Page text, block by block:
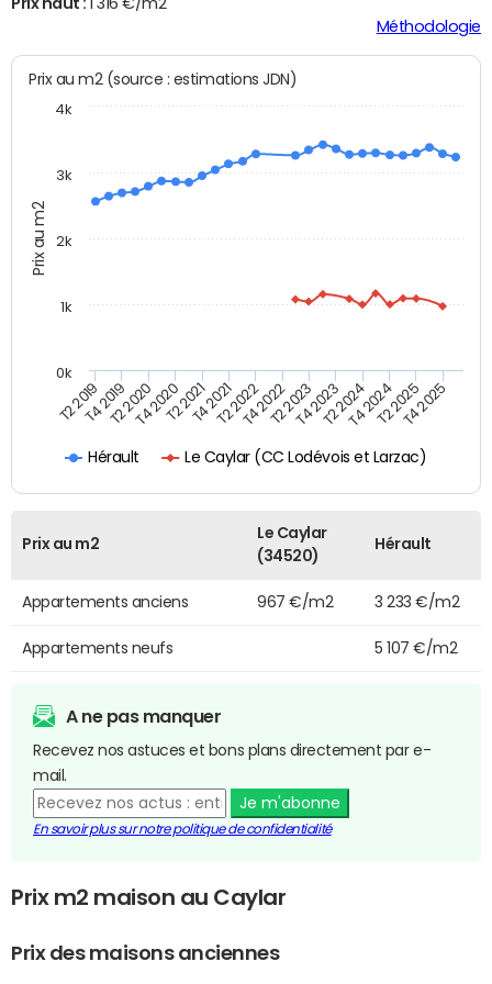
Méthodologie
Prix au m2
Prix au m2 (source : estimations JDN)
Hérault Le Caylar (CC Lodévois et Larzac)
T2 2019T4 2019T2 2020T4 2020T2 2021T4 2021T2 2022T4 2022T2 2023T4 2023T2 2024T4 2024T2 2025T4 2025
1k
2k
3k
4k
0k
Prix au m2
Le Caylar
(34520)
Hérault
Appartements anciens 967 €/m2 3 233 €/m2
Appartements neufs 5 107 €/m2
A ne pas manquer
Recevez nos astuces et bons plans directement par e-
mail.
Je m'abonne
En savoir plus sur notre politique de confidentialité
Prix m2 maison au Caylar
Prix des maisons anciennes